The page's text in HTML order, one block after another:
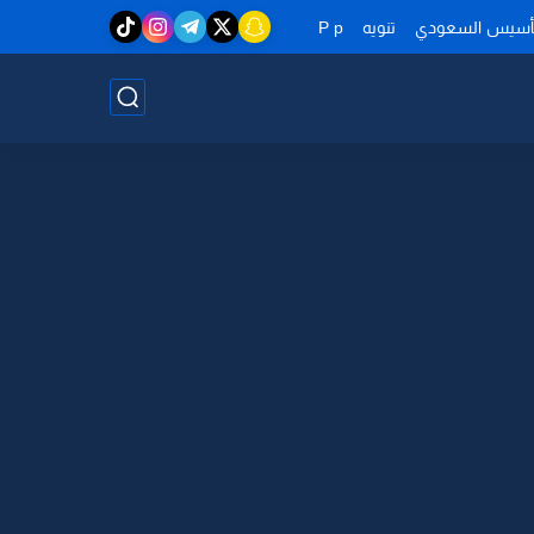
السعودي تنويه P p